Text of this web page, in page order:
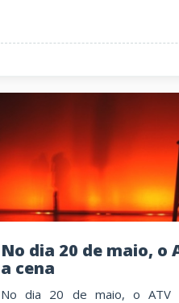
No dia 20 de maio, o ATV leva
a cena
No dia 20 de maio, o ATV